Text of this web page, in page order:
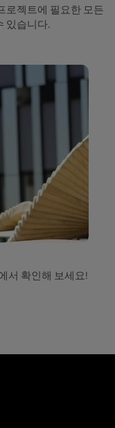
로젝트에 필요한 모든
있습니다.
서 확인해 보세요!